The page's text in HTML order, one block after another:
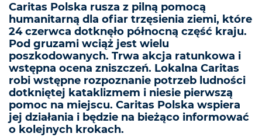
Caritas Polska rusza z pilną pomocą
humanitarną dla ofiar trzęsienia ziemi, które
24 czerwca dotknęło północną część kraju.
Pod gruzami wciąż jest wielu
poszkodowanych. Trwa akcja ratunkowa i
wstępna ocena zniszczeń. Lokalna Caritas
robi wstępne rozpoznanie potrzeb ludności
dotkniętej kataklizmem i niesie pierwszą
pomoc na miejscu. Caritas Polska wspiera
jej działania i będzie na bieżąco informować
o kolejnych krokach.